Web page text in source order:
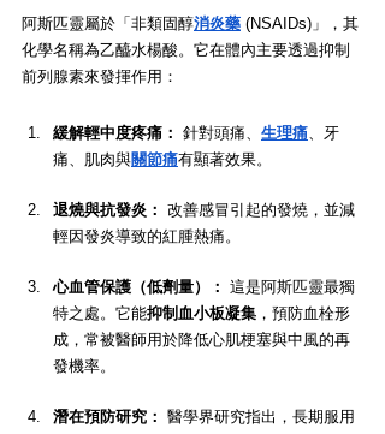
阿斯匹靈屬於「非類固醇消炎藥 (NSAIDs)」，其
化學名稱為乙醯水楊酸。它在體內主要透過抑制
前列腺素來發揮作用：
緩解輕中度疼痛： 針對頭痛、 生理痛 、牙
痛、肌肉與關節痛有顯著效果。
退燒與抗發炎： 改善感冒引起的發燒，並減
輕因發炎導致的紅腫熱痛。
心血管保護（低劑量）： 這是阿斯匹靈最獨
特之處。它能抑制血小板凝集 ，預防血栓形
成，常被醫師用於降低心肌梗塞與中風的再
發機率。
潛在預防研究： 醫學界研究指出，長期服用